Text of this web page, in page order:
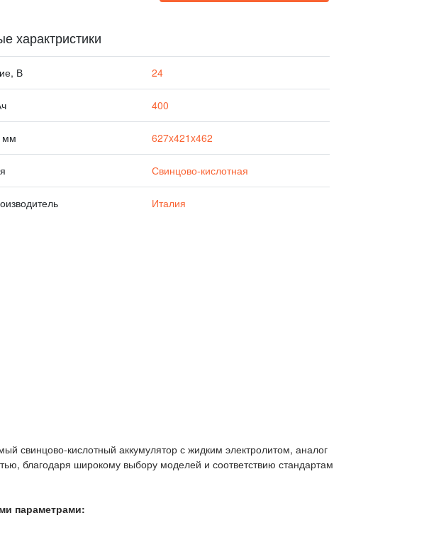
характристики
В 24
400
мм 627x421x462
Свинцово-кислотная
Италия
свинцово-кислотный аккумулятор с жидким электролитом, аналог
благодаря широкому выбору моделей и соответствию стандартам
параметрами: